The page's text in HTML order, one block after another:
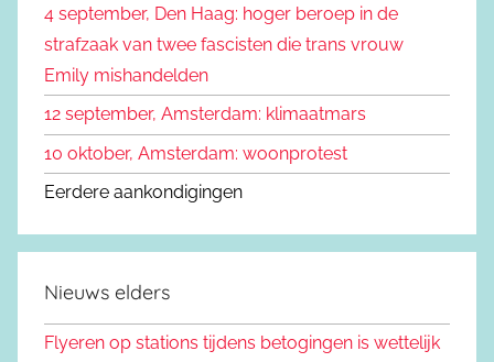
4 september, Den Haag: hoger beroep in de
strafzaak van twee fascisten die trans vrouw
Emily mishandelden
12 september, Amsterdam: klimaatmars
10 oktober, Amsterdam: woonprotest
Eerdere aankondigingen
Nieuws elders
Flyeren op stations tijdens betogingen is wettelijk